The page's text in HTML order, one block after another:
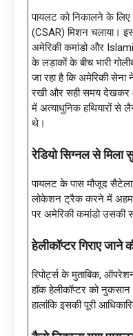
पायलट को निकालने के लिए
(CSAR) मिशन चलाया।
अमेरिकी कमांडो और
के लड़ाकों के बीच भारी
जा रहा है कि अमेरिकी
रखी और सही समय देखकर
में अत्याधुनिक हथियारों से
थे।
रेडियो सिग्नल से मिला
पायलट के पास मौजूद
लोकेशन ट्रैक करने में अहम
पर अमेरिकी कमांडो उसकी
हेलीकॉप्टर गिराए जाने
रिपोर्ट्स के मुताबिक,
हॉक हेलीकॉप्टर को
हालांकि इसकी पूरी